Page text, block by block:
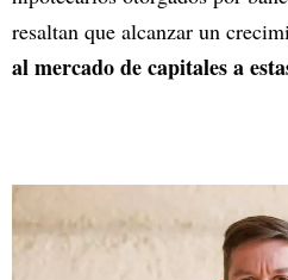
resaltan que alcanzar un
al mercado de capitales a